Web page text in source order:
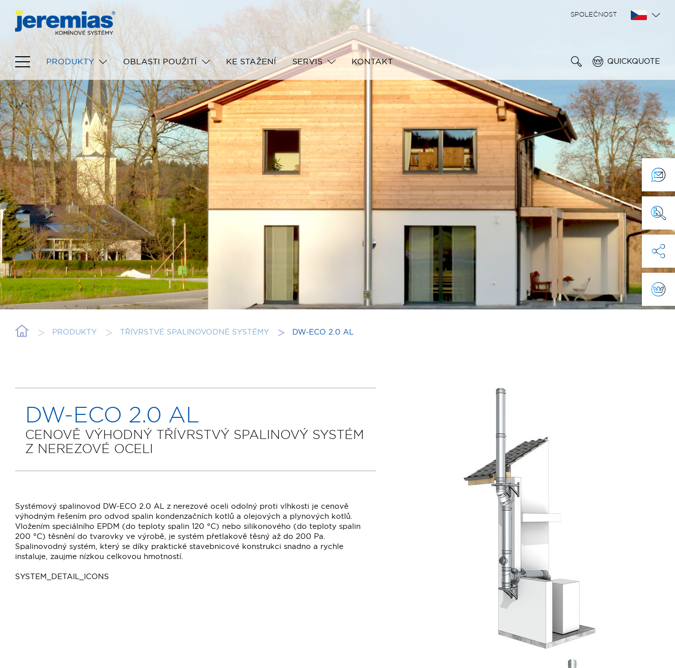
SPOLEČNOST
PRODUKTY OBLASTI POUŽITÍ KE STAŽENÍ SERVIS KONTAKT QUICKQUOTE
PRODUKTY TŘÍVRSTVÉ SPALINOVODNÉ SYSTÉMY DW-ECO 2.0 AL
DW-ECO 2.0 AL
CENOVĚ VÝHODNÝ TŘÍVRSTVÝ SPALINOVÝ SYSTÉM
Z NEREZOVÉ OCELI
Systémový spalinovod DW-ECO 2.0 AL z nerezové oceli odolný proti vlhkosti je cenově
výhodným řešením pro odvod spalin kondenzačních kotlů a olejových a plynových kotlů.
Vložením speciálního EPDM (do teploty spalin 120 °C) nebo silikonového (do teploty spalin
200 °C) těsnění do tvarovky ve výrobě, je systém přetlakově těsný až do 200 Pa.
Spalinovodný systém, který se díky praktické stavebnicové konstrukci snadno a rychle
instaluje, zaujme nízkou celkovou hmotností.
SYSTEM_DETAIL_ICONS